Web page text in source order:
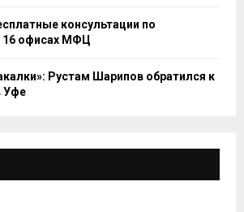
консультации по
16 офисах МФЦ
Рустам Шарипов обратился к
Уфе